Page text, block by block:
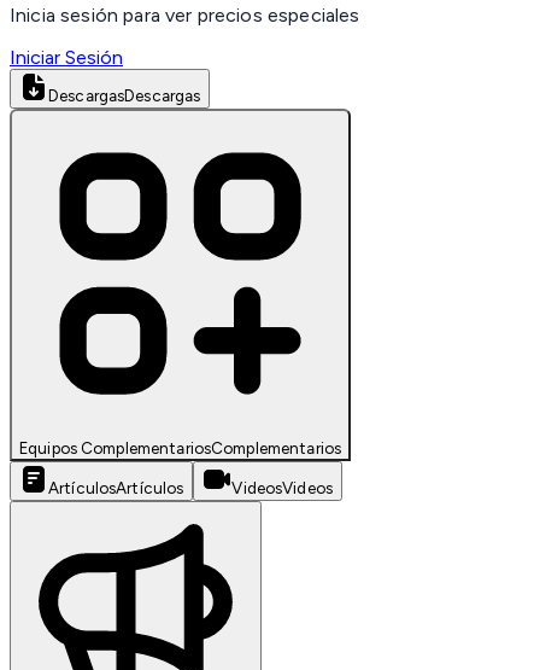
Inicia sesión para ver precios especiales
Iniciar Sesión
DescargasDescargas
Equipos ComplementariosComplementarios
ArtículosArtículos VideosVideos